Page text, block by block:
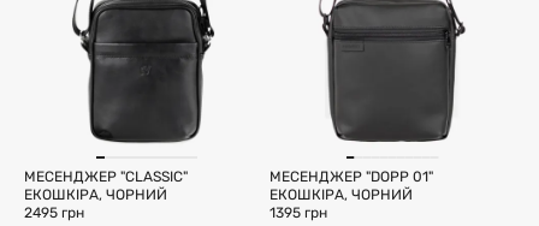
МЕСЕНДЖЕР "CLASSIC"
ЕКОШКІРА, ЧОРНИЙ
2495 грн
МЕСЕНДЖЕР "DOPP 01"
ЕКОШКІРА, ЧОРНИЙ
1395 грн